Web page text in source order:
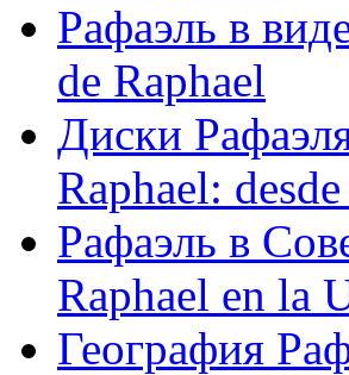
Рафаэль в
de Raphael
Диски
Raphael:
Рафаэль в
Raphael en la
География